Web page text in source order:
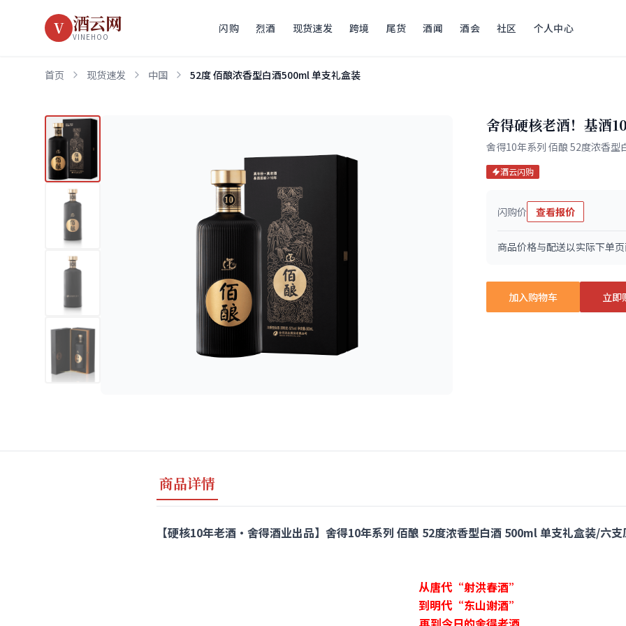
V 酒云网
VINEHOO
闪购 烈酒 现货速发 跨境 尾货 酒闻 酒会 社区 个人中心
首页 现货速发 中国 52度 佰酿浓香型白酒500ml 单支礼盒装
舍得硬核老酒！基酒
舍得10年系列 佰酿 52度浓香型
酒云闪购
闪购价 查看报价
商品价格与配送以实际下单
加入购物车 立即
商品详情
【硬核10年老酒·舍得酒业出品】舍得10年系列 佰酿 52度浓香型白酒 500ml 单支礼盒装/六支
从唐代“射洪春酒”
到明代“东山谢酒”